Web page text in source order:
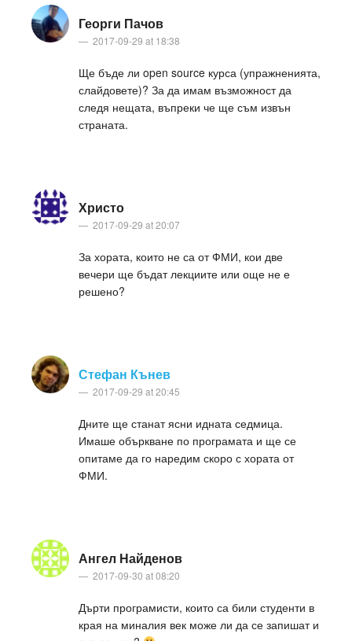
Георги Пачов
2017-09-29 at 18:38
Ще бъде ли open source курса (упражненията,
слайдовете)? За да имам възможност да
следя нещата, въпреки че ще съм извън
страната.
Христо
2017-09-29 at 20:07
За хората, които не са от ФМИ, кои две
вечери ще бъдат лекциите или още не е
решено?
Стефан Кънев
2017-09-29 at 20:45
Дните ще станат ясни идната седмица.
Имаше объркване по програмата и ще се
опитаме да го наредим скоро с хората от
ФМИ.
Ангел Найденов
2017-09-30 at 08:20
Дърти програмисти, които са били студенти в
края на миналия век може ли да се запишат и